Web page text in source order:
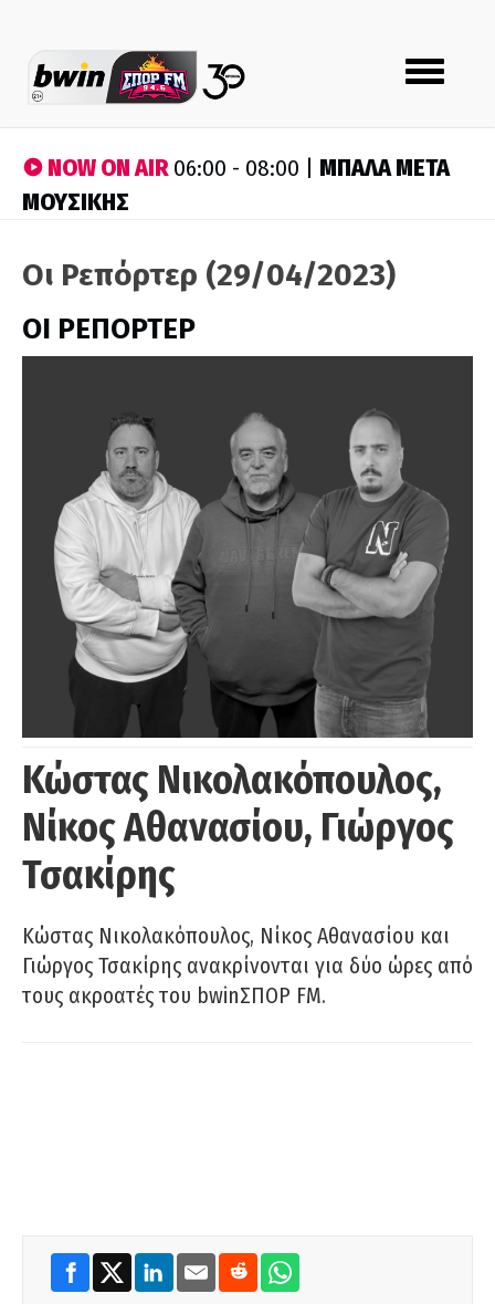
Toggle
navigation
NOW ON AIR06:00 - 08:00 | ΜΠΑΛΑ ΜΕΤΑ
ΜΟΥΣΙΚΗΣ
Οι Ρεπόρτερ (29/04/2023)
ΟΙ ΡΕΠΟΡΤΕΡ
Κώστας Νικολακόπουλος,
Νίκος Αθανασίου, Γιώργος
Τσακίρης
Κώστας Νικολακόπουλος, Νίκος Αθανασίου και
Γιώργος Τσακίρης ανακρίνονται για δύο ώρες από
τους ακροατές του bwinΣΠΟΡ FM.